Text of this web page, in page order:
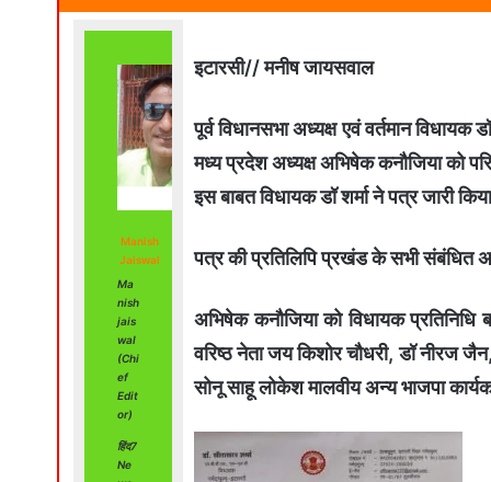
Manish
Jaiswal
Ma
nish
jais
wal
(Chi
ef
Edit
or)
हिंद7
Ne
इटारसी// मनीष जायसवाल
पूर्व विधानसभा अध्यक्ष एवं वर्तमान
मध्य प्रदेश अध्यक्ष अभिषेक कनौजिया को
इस बाबत विधायक डॉ शर्मा ने पत्र जारी
पत्र की प्रतिलिपि प्रखंड के सभी संबंधित
अभिषेक कनौजिया को विधायक प्रतिनिधि
वरिष्ठ नेता जय किशोर चौधरी, डॉ नीरज
सोनू साहू लोकेश मालवीय अन्य भाजपा